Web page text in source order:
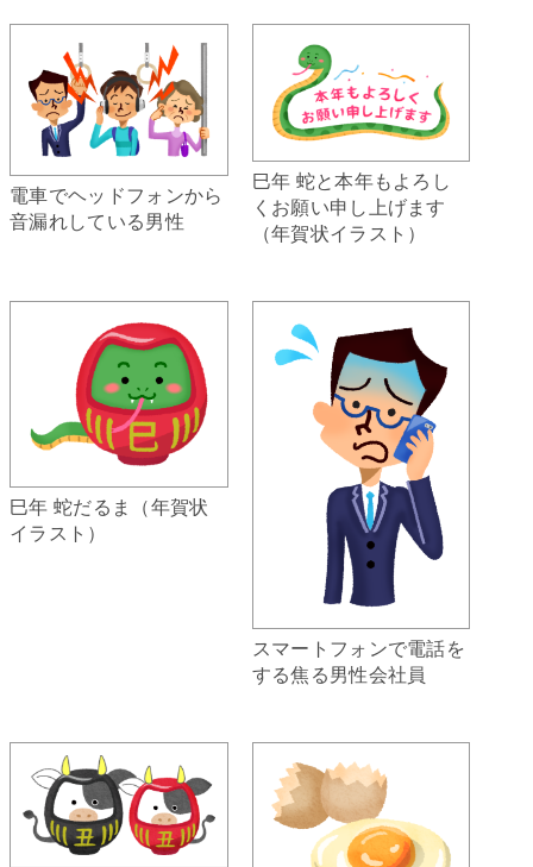
電車でヘッドフォンから
音漏れしている男性
巳年 蛇と本年もよろし
くお願い申し上げます
（年賀状イラスト）
巳年 蛇だるま（年賀状
イラスト）
スマートフォンで電話を
する焦る男性会社員